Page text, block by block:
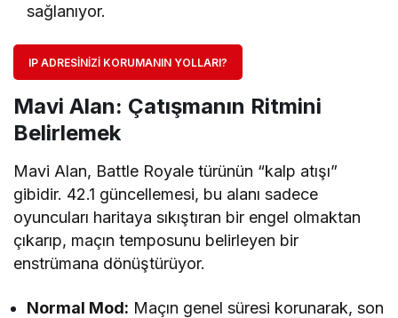
sağlanıyor.
IP ADRESINIZI KORUMANIN YOLLARI?
Mavi Alan: Çatışmanın Ritmini
Belirlemek
Mavi Alan, Battle Royale türünün “kalp atışı”
gibidir. 42.1 güncellemesi, bu alanı sadece
oyuncuları haritaya sıkıştıran bir engel olmaktan
çıkarıp, maçın temposunu belirleyen bir
enstrümana dönüştürüyor.
Normal Mod: Maçın genel süresi korunarak, son